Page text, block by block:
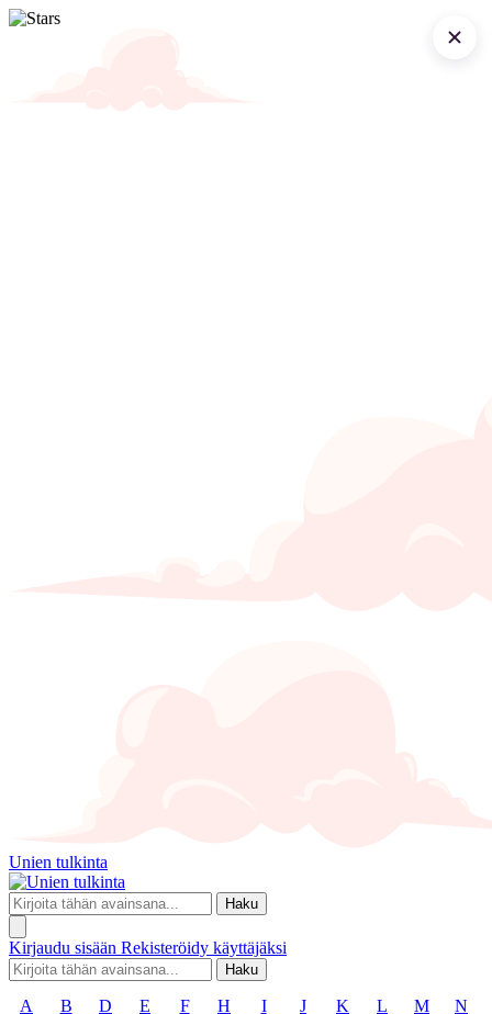
Unien tulkinta
Haku
Kirjaudu sisään Rekisteröidy käyttäjäksi
Haku
A B D E F H I J K L M N